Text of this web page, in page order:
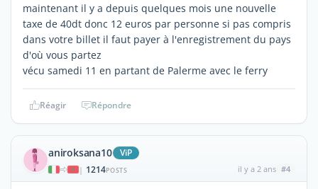
maintenant il y a depuis quelques mois une nouvelle
taxe de 40dt donc 12 euros par personne si pas compris
dans votre billet il faut payer à l'enregistrement du pays
d'où vous partez
vécu samedi 11 en partant de Palerme avec le ferry
Réagir Répondre
aniroksana10 ViP
| 1214POSTS il y a 2 ans #4